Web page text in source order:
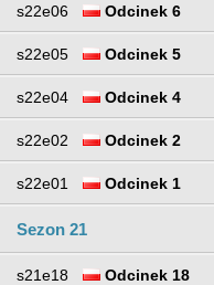
s22e06 Odcinek 6
s22e05 Odcinek 5
s22e04 Odcinek 4
s22e02 Odcinek 2
s22e01 Odcinek 1
Sezon 21
s21e18 Odcinek 18